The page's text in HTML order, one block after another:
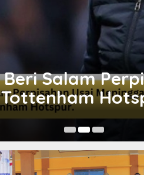
Salam